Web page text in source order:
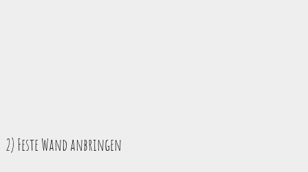
2) Feste Wand anbringen